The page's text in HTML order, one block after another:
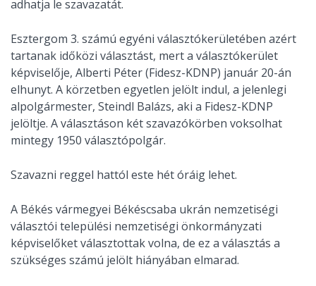
adhatja le szavazatát.
Esztergom 3. számú egyéni választókerületében azért
tartanak időközi választást, mert a választókerület
képviselője, Alberti Péter (Fidesz-KDNP) január 20-án
elhunyt. A körzetben egyetlen jelölt indul, a jelenlegi
alpolgármester, Steindl Balázs, aki a Fidesz-KDNP
jelöltje. A választáson két szavazókörben voksolhat
mintegy 1950 választópolgár.
Szavazni reggel hattól este hét óráig lehet.
A Békés vármegyei Békéscsaba ukrán nemzetiségi
választói települési nemzetiségi önkormányzati
képviselőket választottak volna, de ez a választás a
szükséges számú jelölt hiányában elmarad.